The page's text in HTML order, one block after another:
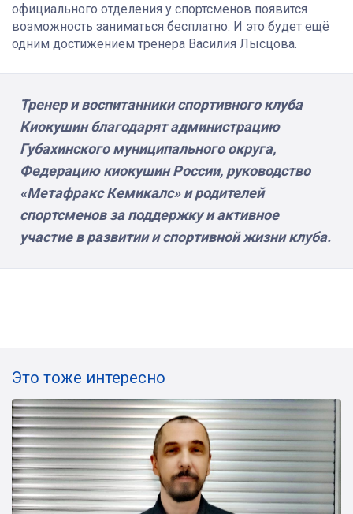
официального отделения у спортсменов появится
возможность заниматься бесплатно. И это будет ещё
одним достижением тренера Василия Лысцова.
Тренер и воспитанники спортивного клуба
Киокушин благодарят администрацию
Губахинского муниципального округа,
Федерацию киокушин России, руководство
«Метафракс Кемикалс» и родителей
спортсменов за поддержку и активное
участие в развитии и спортивной жизни клуба.
Это тоже интересно